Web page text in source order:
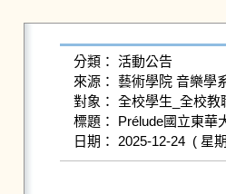
分類： 活動公告
來源： 藝術學院 音樂學
對象： 全校學生_全校教
標題： Prélude國立東華